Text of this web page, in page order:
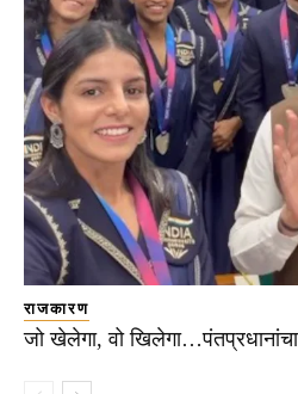
राजकारण
जो खेलेगा, वो